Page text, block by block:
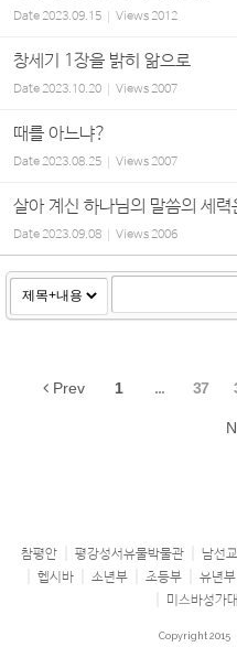
Date2023.09.15 Views2012
창세기 1장을 밝히 앎으로
Date2023.10.20 Views2007
때를 아느냐?
Date2023.08.25 Views2007
살아 계신 하나님의 말씀의 세력
Date2023.09.08 Views2006
Prev 1 ... 37
참평안 평강성서유물박물관 남선
헵시바
소년부 초등부 유년부
미스바성가대
Copyright 2015